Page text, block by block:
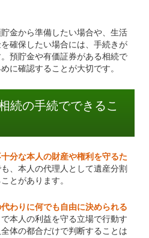
金から準備したい場合や、生活
確保したい場合には、手続きが
預貯金や有価証券がある相続で
に確認することが大切です。
続の手続でできるこ
分な本人の財産や権利を守るた
、本人の代理人として遺産分割
とがあります。
わりに何でも自由に決められる
本人の利益を守る立場で行動す
体の都合だけで判断することは